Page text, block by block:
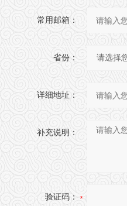
常用邮箱：
省份：
详细地址：
补充说明：
验证码：